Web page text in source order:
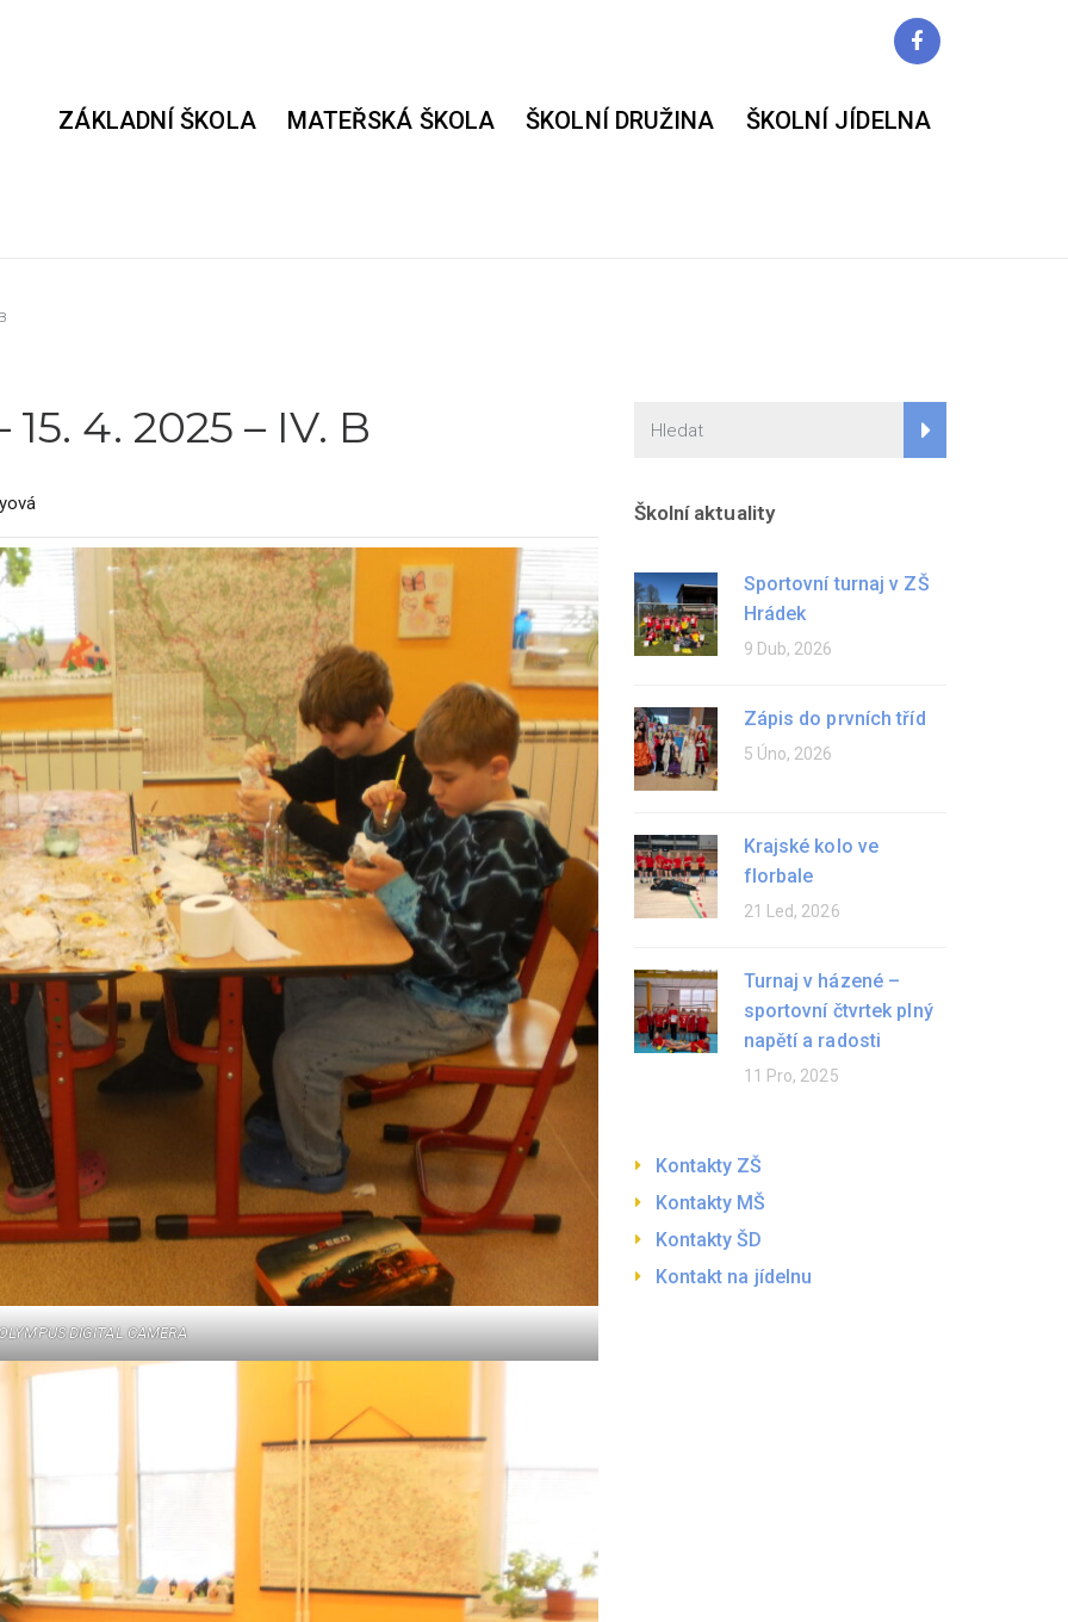
ZÁKLADNÍ ŠKOLA MATEŘSKÁ ŠKOLA ŠKOLNÍ DRUŽINA ŠKOLNÍ JÍDELNA
4. 2025 – IV. B
DIGITAL CAMERA
Školní aktuality
Sportovní turnaj v ZŠ
Hrádek
9 Dub, 2026
Zápis do prvních tříd
5 Úno, 2026
Krajské kolo ve
florbale
21 Led, 2026
Turnaj v házené –
sportovní čtvrtek plný
napětí a radosti
11 Pro, 2025
Kontakty ZŠ
Kontakty MŠ
Kontakty ŠD
Kontakt na jídelnu